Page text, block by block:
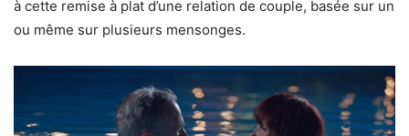
à cette remise à plat d’une relation de couple, basée sur un
ou même sur plusieurs mensonges.